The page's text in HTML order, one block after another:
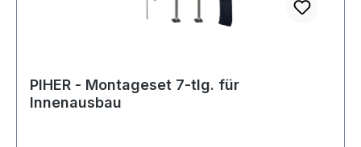
PIHER - Montageset 7-tlg. für
Innenausbau